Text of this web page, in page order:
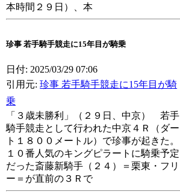
本時間２９日）、本
珍事 若手騎手競走に15年目が騎乗
日付: 2025/03/29 07:06
引用元:珍事 若手騎手競走に15年目が騎
乗
「３歳未勝利」（２９日、中京） 若手
騎手競走として行われた中京４Ｒ（ダー
ト１８００メートル）で珍事が起きた。
１０番人気のキングピラートに騎乗予定
だった斎藤新騎手（２４）＝栗東・フリ
ー＝が直前の３Ｒで